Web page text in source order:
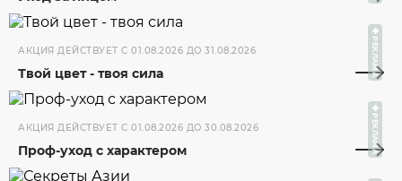
РЕКЛАМА
АКЦИЯ ДЕЙСТВУЕТ C 01.08.2026 ДО 31.08.2026
Твой цвет - твоя сила
РЕКЛАМА
АКЦИЯ ДЕЙСТВУЕТ C 01.08.2026 ДО 30.08.2026
Проф-уход с характером